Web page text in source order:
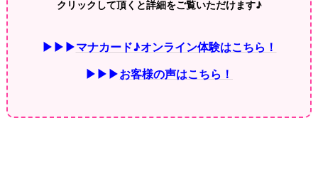
クリックして頂くと詳細をご覧いただけます♪
▶▶▶マナカード♪オンライン体験はこちら！
▶▶▶お客様の声はこちら！